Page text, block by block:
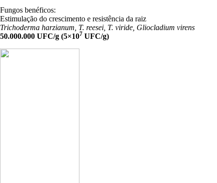
Fungos benéficos:
Estimulação do crescimento e resistência da raiz
Trichoderma harzianum, T. reesei, T. viride, Gliocladium virens
50.000.000 UFC/g (5×107 UFC/g)